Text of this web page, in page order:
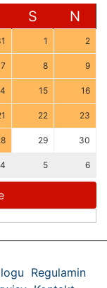
S N
1 2
7 8 9
15 16
22 23
29 30
4 5 6
Regulamin